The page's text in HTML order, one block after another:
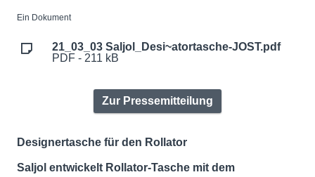
Ein Dokument
21_03_03 Saljol_Desi~atortasche-JOST.pdf
PDF - 211 kB
Zur Pressemitteilung
Designertasche für den Rollator
Saljol entwickelt Rollator-Tasche mit dem